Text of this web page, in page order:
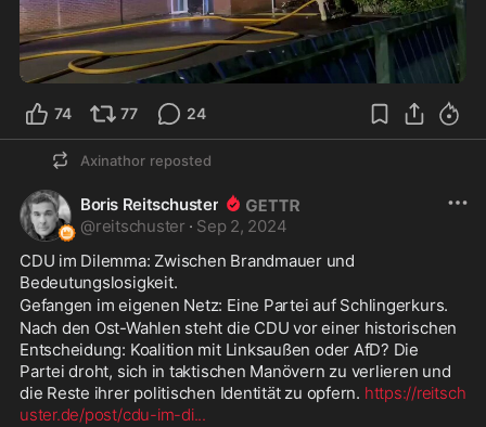
0:19
74 77 24
Axinathor reposted
Boris Reitschuster
@reitschuster · Sep 2, 2024
CDU im Dilemma: Zwischen Brandmauer und
Bedeutungslosigkeit.
Gefangen im eigenen Netz: Eine Partei auf Schlingerkurs.
Nach den Ost-Wahlen steht die CDU vor einer historischen
Entscheidung: Koalition mit Linksaußen oder AfD? Die
Partei droht, sich in taktischen Manövern zu verlieren und
die Reste ihrer politischen Identität zu opfern. https://reitsch
uster.de/post/cdu-im-di...